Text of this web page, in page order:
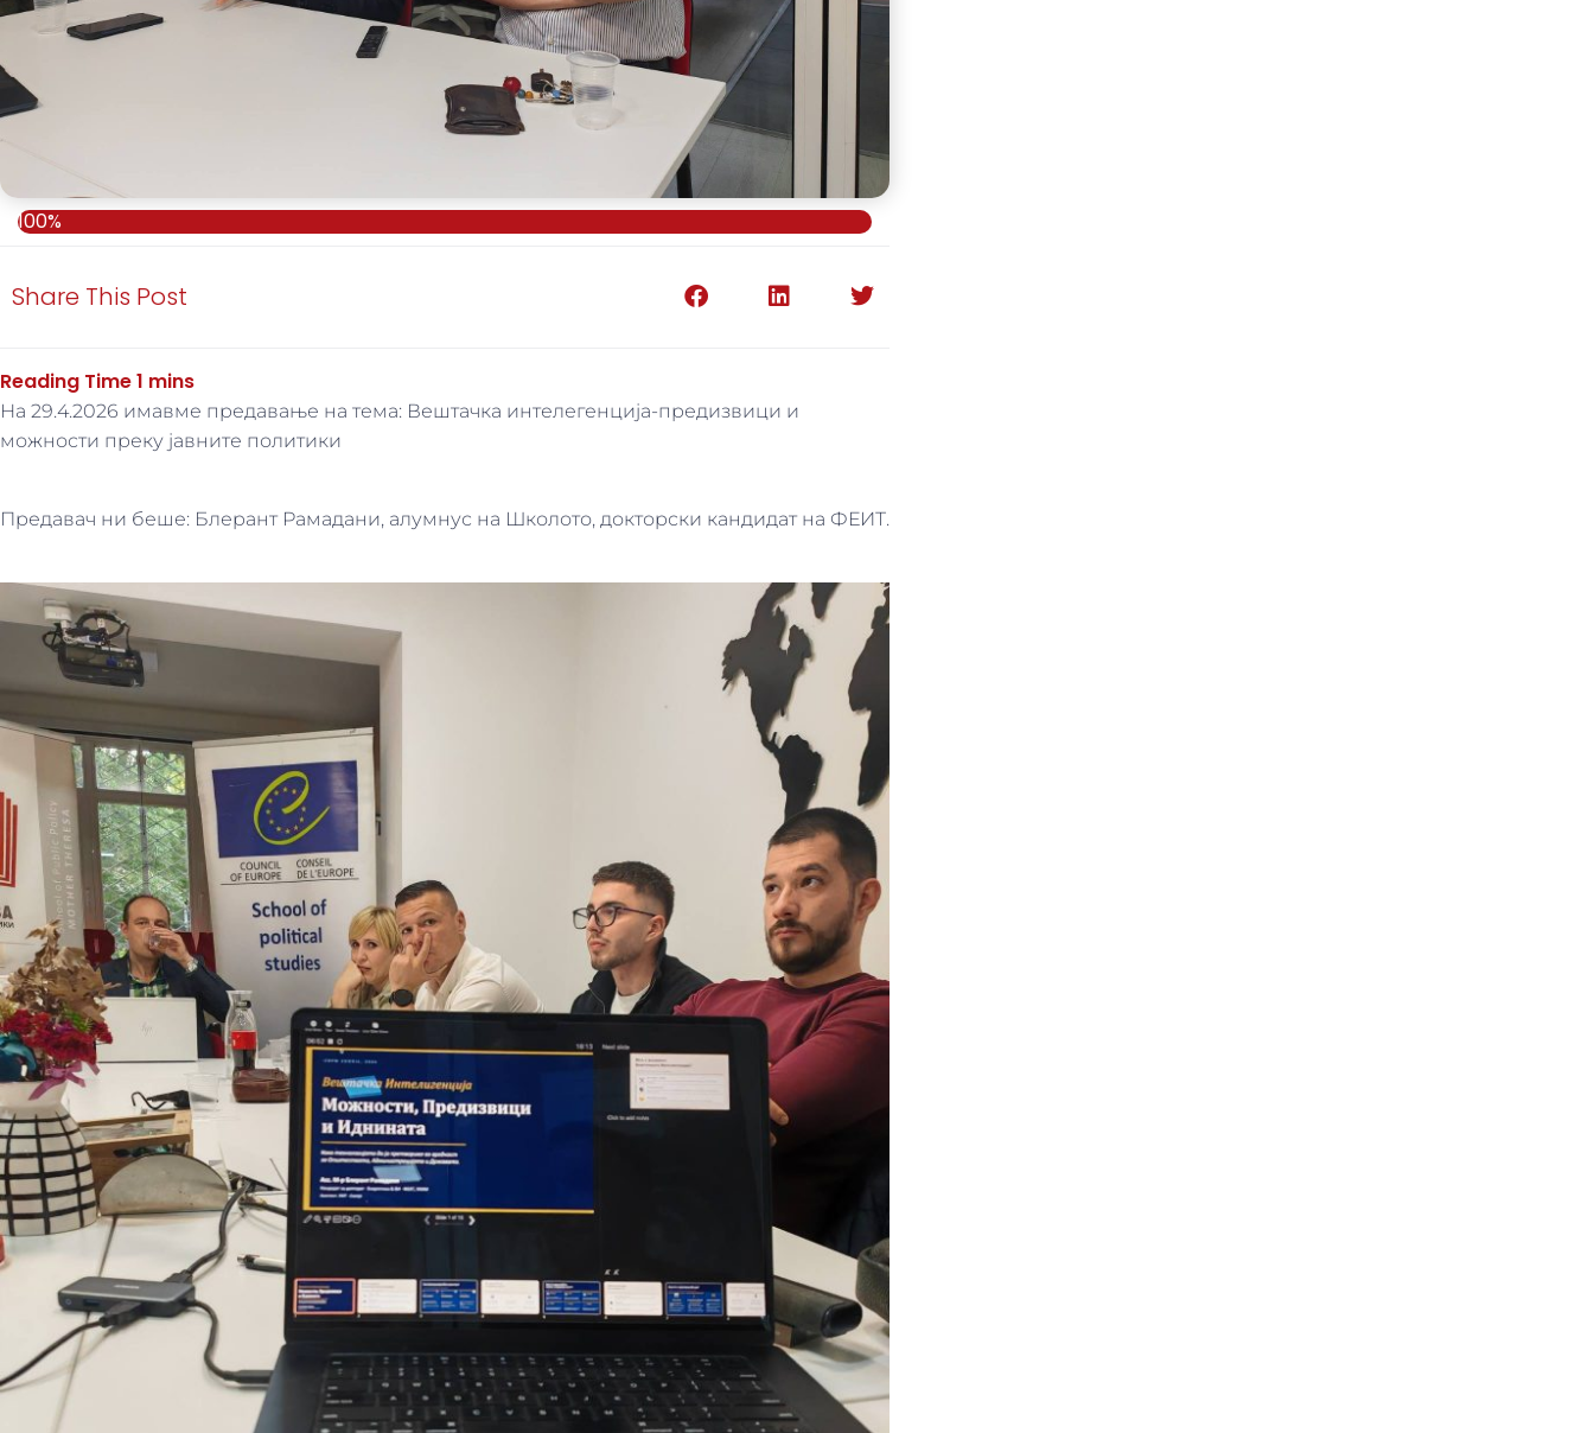
100%
Share This Post
На 29.4.2026 имавме предавање на тема: Вештачка интелегенција-предизвици и
можности преку јавните политики
Предавач ни беше: Блерант Рамадани, алумнус на Школото, докторски кандидат на ФЕИТ.